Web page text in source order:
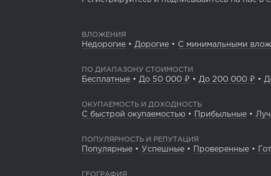
ВЛОЖЕНИЯ
Недорогие • Дорогие • С минимальными
ПО ДИАПАЗОНУ СТОИМОСТИ
Бесплатные • До 50 000 ₽ • До 200 000 ₽ •
ОКУПАЕМОСТЬ И ДОХОДНОСТЬ
С быстрой окупаемостью • Прибыльные •
ПОПУЛЯРНОСТЬ И РЕПУТАЦИЯ
Популярные • Успешные • Проверенные •
ГЕОГРАФИЯ